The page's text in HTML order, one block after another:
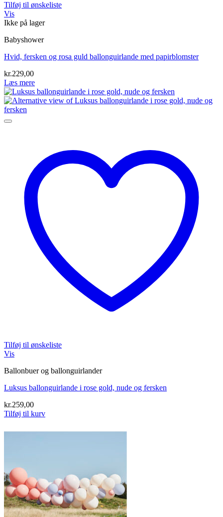
Tilføj til ønskeliste
Vis
Ikke på lager
Babyshower
Hvid, fersken og rosa guld ballonguirlande med papirblomster
kr.229,00
Læs mere
Tilføj til ønskeliste
Vis
Ballonbuer og ballonguirlander
Luksus ballonguirlande i rose gold, nude og fersken
kr.259,00
Tilføj til kurv